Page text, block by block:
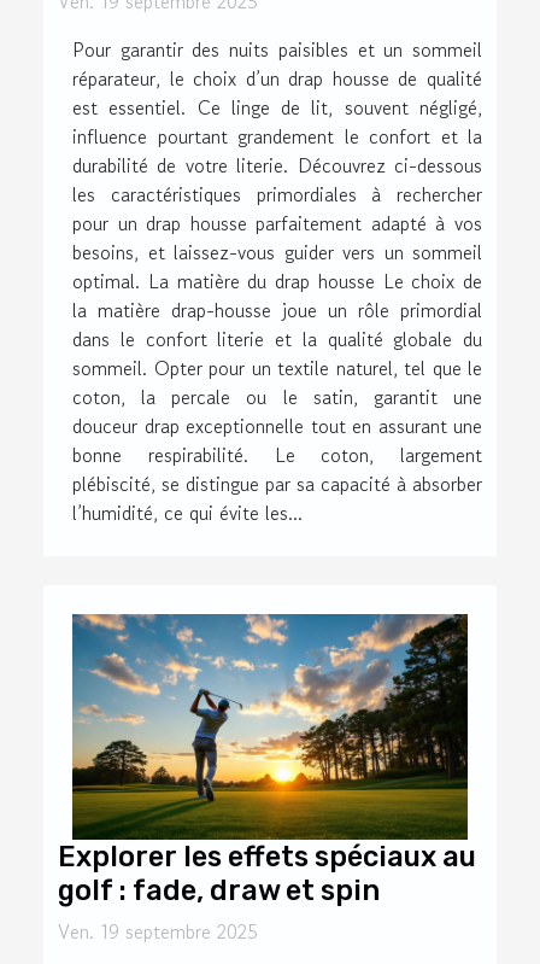
Pour garantir des nuits paisibles et un sommeil
réparateur, le choix d’un drap housse de qualité
est essentiel. Ce linge de lit, souvent négligé,
influence pourtant grandement le confort et la
durabilité de votre literie. Découvrez ci-dessous
les caractéristiques primordiales à rechercher
pour un drap housse parfaitement adapté à vos
besoins, et laissez-vous guider vers un sommeil
optimal. La matière du drap housse Le choix de
la matière drap-housse joue un rôle primordial
dans le confort literie et la qualité globale du
sommeil. Opter pour un textile naturel, tel que le
coton, la percale ou le satin, garantit une
douceur drap exceptionnelle tout en assurant une
bonne respirabilité. Le coton, largement
plébiscité, se distingue par sa capacité à absorber
l’humidité, ce qui évite les...
Explorer les effets spéciaux au
golf : fade, draw et spin
Ven. 19 septembre 2025